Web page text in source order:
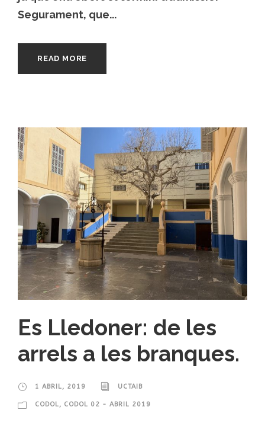
Segurament, que...
READ MORE
Es Lledoner: de les
arrels a les branques.
1 ABRIL, 2019 UCTAIB
CODOL, CODOL 02 - ABRIL 2019